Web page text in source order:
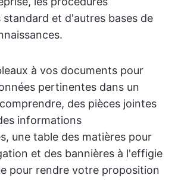
et d'autres bases de
à vos documents pour
pertinentes dans un
des pièces jointes
informations
une table des matières pour
et des bannières à l'effigie
pour rendre votre proposition